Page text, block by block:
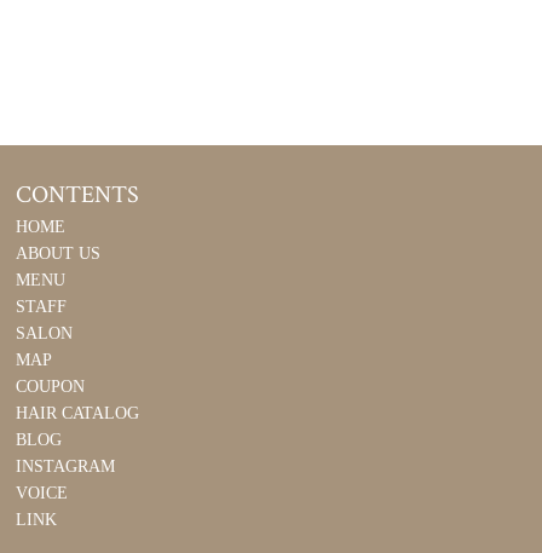
CONTENTS
HOME
ABOUT US
MENU
STAFF
SALON
MAP
COUPON
HAIR CATALOG
BLOG
INSTAGRAM
VOICE
LINK